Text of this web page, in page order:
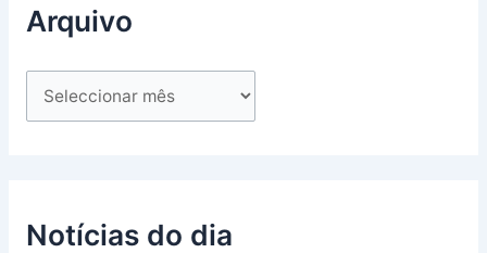
Arquivo
Notícias do dia